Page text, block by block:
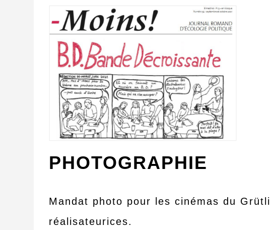
PHOTOGRAPHIE
Mandat photo pour les cinémas du
réalisateurices.